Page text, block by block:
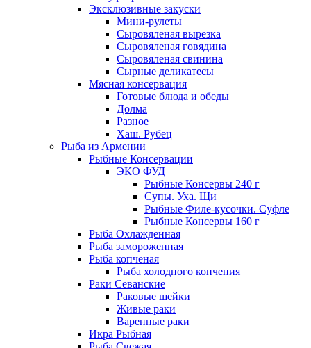
Эксклюзивные закуски
Мини-рулеты
Сыровяленая вырезка
Сыровяленая говядина
Сыровяленая свинина
Сырные деликатесы
Мясная консервация
Готовые блюда и обеды
Долма
Разное
Хаш. Рубец
Рыба из Армении
Рыбные Консервации
ЭКО ФУД
Рыбные Консервы 240 г
Супы. Уха. Щи
Рыбные Филе-кусочки. Суфле
Рыбные Консервы 160 г
Рыба Охлажденная
Рыба замороженная
Рыба копченая
Рыба холодного копчения
Раки Севанские
Раковые шейки
Живые раки
Варенные раки
Икра Рыбная